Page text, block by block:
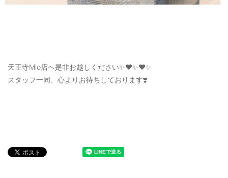
天王寺Mio店へ是非お越しください✨❤️✨❤️✨
スタッフ一同、心よりお待ちしております❣️